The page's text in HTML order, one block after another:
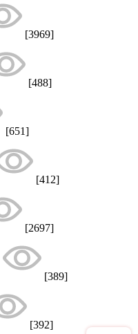
[3969]
[488]
[651]
[412]
[2697]
[389]
[392]